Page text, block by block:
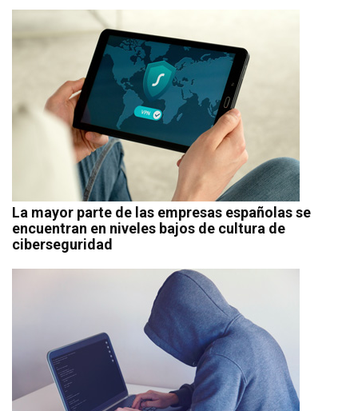
La mayor parte de las empresas españolas se
encuentran en niveles bajos de cultura de
ciberseguridad